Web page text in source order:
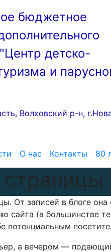
бюджетное
детско-
и
Волховский р-н,
О нас Контакты 80
От записей в блоге
сайта (в большинстве
потенциальным
а вечером —